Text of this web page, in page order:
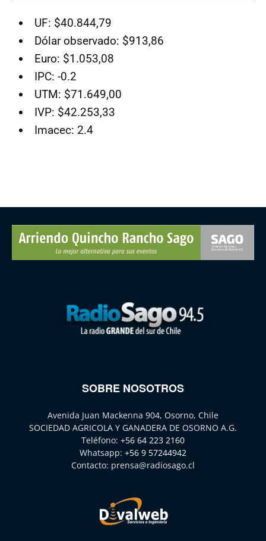
UF: $40.844,79
Dólar observado: $913,86
Euro: $1.053,08
IPC: -0.2
UTM: $71.649,00
IVP: $42.253,33
Imacec: 2.4
SOBRE NOSOTROS
Avenida Juan Mackenna 904, Osorno, Chile
SOCIEDAD AGRICOLA Y GANADERA DE OSORNO A.G.
Teléfono: +56 64 223 2160
Whatsapp: +56 9 57244942
Contacto: prensa@radiosago.cl